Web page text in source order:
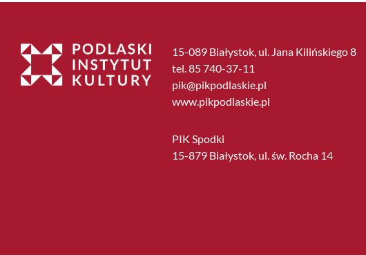
15-089 Białystok, ul. Jana Kilińskiego 8
tel. 85 740-37-11
pik@pikpodlaskie.pl
www.pikpodlaskie.pl
PIK Spodki
15-879 Białystok, ul. św. Rocha 14